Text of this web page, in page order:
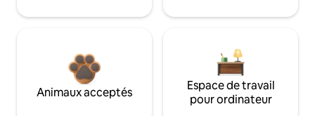
Animaux acceptés
Espace de travail
pour ordinateur